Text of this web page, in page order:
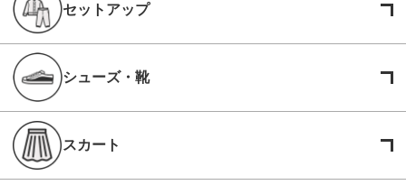
セットアップ
シューズ・靴
スカート